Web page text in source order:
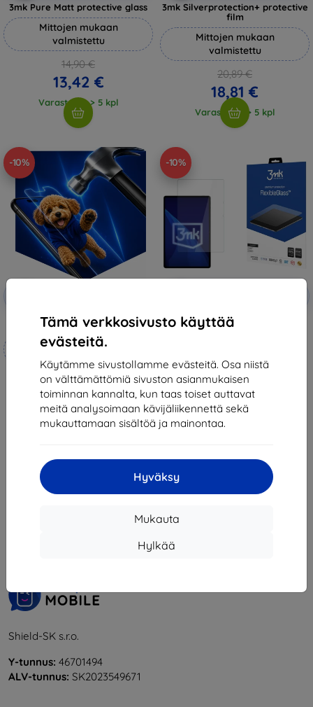
Tämä verkkosivusto käyttää
evästeitä.
Käytämme sivustollamme evästeitä. Osa niistä
on välttämättömiä sivuston asianmukaisen
toiminnan kannalta, kun taas toiset auttavat
meitä analysoimaan kävijäliikennettä sekä
mukauttamaan sisältöä ja mainontaa.
Hyväksy
Mukauta
Hylkää
3mk Pure Matt protective glass
Mittojen mukaan
valmistettu
14,90 €
13,42 €
Varastossa > 5 kpl
3mk Silverprotection+ protective
film
Mittojen mukaan
valmistettu
20,89 €
18,81 €
Varastossa > 5 kpl
-10%
3mk Hammer protective film
Mittojen mukaan
21,90 €
19,70 €
Varastossa 4 kpl
-10%
3mk FlexibleGlass Hybrid glass
for Oppo Pad SE
17,92 €
Varastossa > 5 kpl
yhteensä6.
Shield-SK s.r.o.
Y-tunnus: 46701494
ALV-tunnus: SK2023549671